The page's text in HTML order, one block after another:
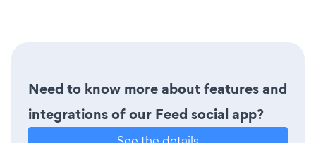
Need to know more about features and
integrations of our Feed social app?